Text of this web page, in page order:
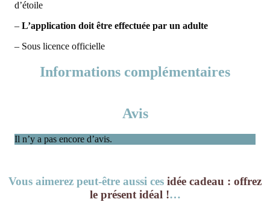
d’étoile
– L’application doit être effectuée par un adulte
– Sous licence officielle
Informations complémentaires
Avis
Il n’y a pas encore d’avis.
Vous aimerez peut-être aussi ces idée cadeau : offrez
le présent idéal !…